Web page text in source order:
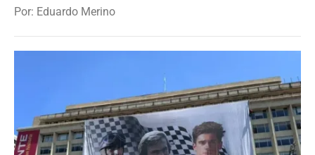
Por: Eduardo Merino